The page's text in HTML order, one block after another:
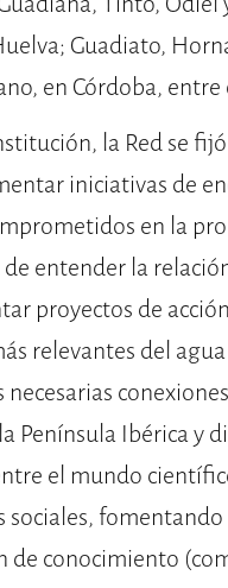
Guadiato,
en Córdoba,
la Red se
iniciativas de
en la
entender la
proyectos de
relevantes del
necesarias
Península Ibérica y
el mundo
de conocimiento